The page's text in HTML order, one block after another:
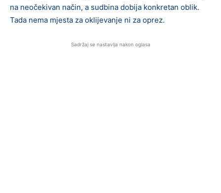
na neočekivan način, a sudbina dobija konkretan oblik.
Tada nema mjesta za oklijevanje ni za oprez.
Sadržaj se nastavlja nakon oglasa